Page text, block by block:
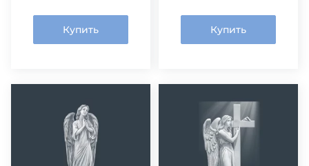
Купить Купить